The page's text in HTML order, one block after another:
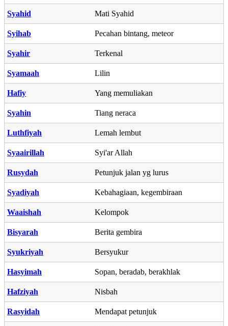
Syahid Mati Syahid
Syihab Pecahan bintang, meteor
Syahir Terkenal
Syamaah Lilin
Hafiy Yang memuliakan
Syahin Tiang neraca
Luthfiyah Lemah lembut
Syaairillah Syi'ar Allah
Rusydah Petunjuk jalan yg lurus
Syadiyah Kebahagiaan, kegembiraan
Waaishah Kelompok
Bisyarah Berita gembira
Syukriyah Bersyukur
Hasyimah Sopan, beradab, berakhlak
Hafziyah Nisbah
Rasyidah Mendapat petunjuk